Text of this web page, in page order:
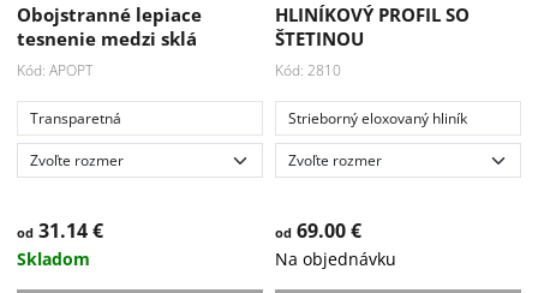
Obojstranné lepiace
tesnenie medzi sklá
Kód: APOPT
Transparetná
od31.14 €
Skladom
HLINÍKOVÝ PROFIL SO
ŠTETINOU
Kód: 2810
Strieborný eloxovaný hliník
od 69.00 €
Na objednávku